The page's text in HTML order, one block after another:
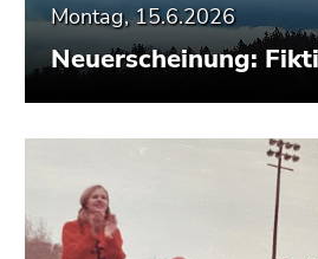
Montag, 15.6.2026
Neuerscheinung: